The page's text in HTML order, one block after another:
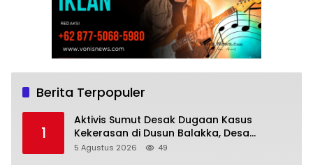
Berita Terpopuler
1
Aktivis Sumut Desak Dugaan Kasus
Kekerasan di Dusun Balakka, Desa
Gunung Malintang Diusut Tuntas
5 Agustus 2026 49